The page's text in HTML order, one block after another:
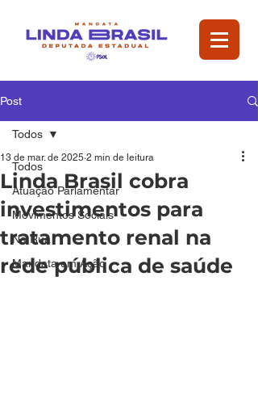
Post
Todos
Atuação Parlamentar
Movimentos Sociais
Na Rua
Mandata em Ação
Todos
Linda Brasil cobra
investimentos para
tratamento renal na
rede pública de saúde
13 de mar. de 2025 2 min de leitura